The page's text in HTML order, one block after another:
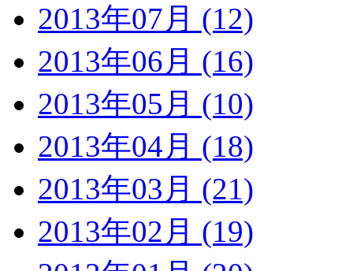
2013年07月 (12)
2013年06月 (16)
2013年05月 (10)
2013年04月 (18)
2013年03月 (21)
2013年02月 (19)